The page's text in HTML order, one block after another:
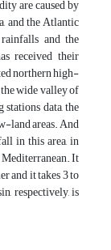
are caused by
and the Atlantic
and the
received their
northern high-
wide valley of
data, the
land areas. And
in this area, in
It
and it takes 3 to
respectively, is